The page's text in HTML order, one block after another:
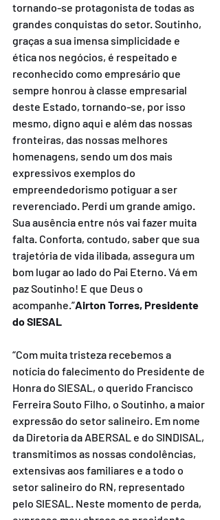
tornando-se protagonista de todas as
grandes conquistas do setor. Soutinho,
graças a sua imensa simplicidade e
ética nos negócios, é respeitado e
reconhecido como empresário que
sempre honrou à classe empresarial
deste Estado, tornando-se, por isso
mesmo, digno aqui e além das nossas
fronteiras, das nossas melhores
homenagens, sendo um dos mais
expressivos exemplos do
empreendedorismo potiguar a ser
reverenciado. Perdi um grande amigo.
Sua ausência entre nós vai fazer muita
falta. Conforta, contudo, saber que sua
trajetória de vida ilibada, assegura um
bom lugar ao lado do Pai Eterno. Vá em
paz Soutinho! E que Deus o
acompanhe.”Airton Torres, Presidente
do SIESAL
“Com muita tristeza recebemos a
notícia do falecimento do Presidente de
Honra do SIESAL, o querido Francisco
Ferreira Souto Filho, o Soutinho, a maior
expressão do setor salineiro. Em nome
da Diretoria da ABERSAL e do SINDISAL,
transmitimos as nossas condolências,
extensivas aos familiares e a todo o
setor salineiro do RN, representado
pelo SIESAL. Neste momento de perda,